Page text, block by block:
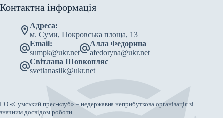
Контактна інформація
Адреса:
м. Суми, Покровська площа, 13
Email:
sumpk@ukr.net
Алла Федорина
afedoryna@ukr.net
Світлана Шовкопляс
svetlanasilk@ukr.net
ГО «Сумський прес-клуб» – недержавна неприбуткова організація зі
значним досвідом роботи.